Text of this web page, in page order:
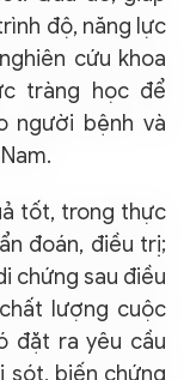
độ, năng lực
cứu khoa
tràng học để
người bệnh và
tốt, trong thực
đoán, điều trị;
chứng sau điều
lượng cuộc
đặt ra yêu cầu
sót, biến chứng